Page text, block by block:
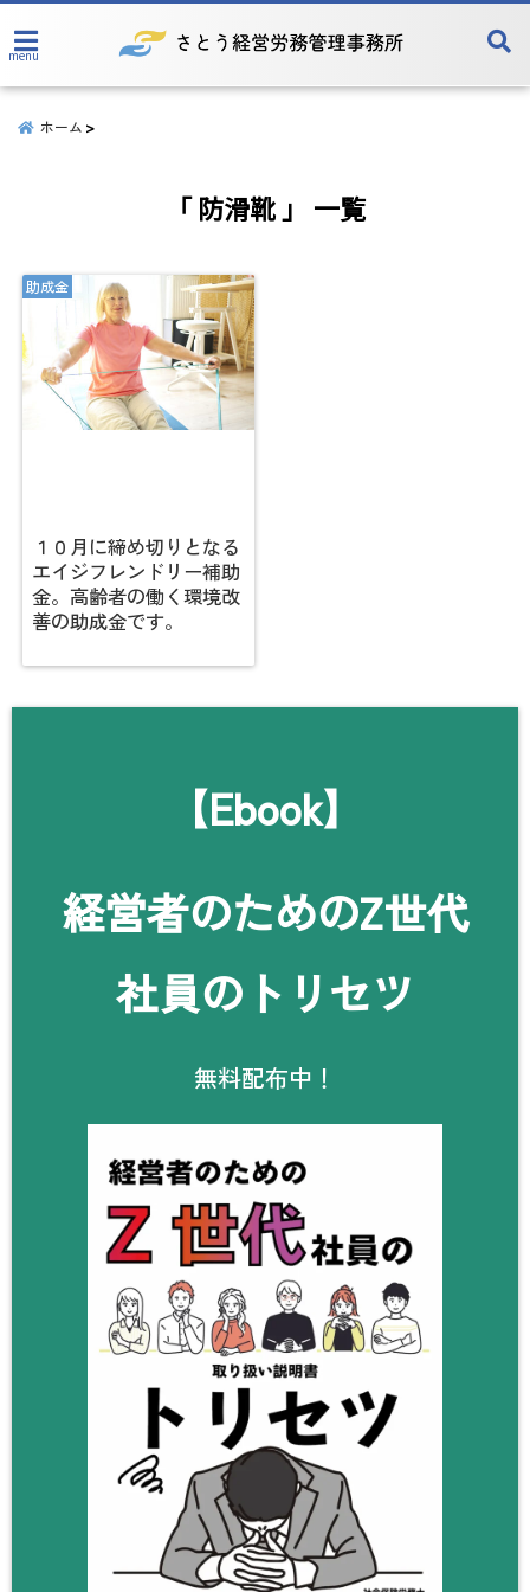
menu
ホーム
「 防滑靴 」 一覧
助成金
１０月に締め切りとなる
エイジフレンドリー補助
金。高齢者の働く環境改
善の助成金です。
【Ebook】
経営者のためのZ世代
社員のトリセツ
無料配布中！